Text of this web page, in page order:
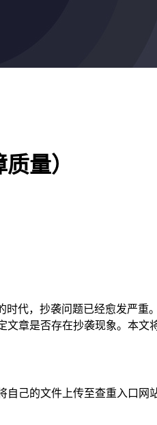
量）
时代，抄袭问题已经愈发严重
章是否存在抄袭现象。本文
己的文件上传至查重入口